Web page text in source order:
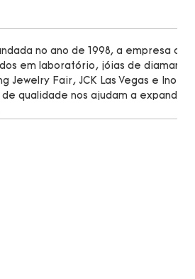
no ano de 1998, a empresa
em laboratório, jóias de
Jewelry Fair, JCK Las Vegas e
qualidade nos ajudam a expandir